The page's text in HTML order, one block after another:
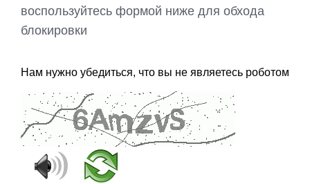
воспользуйтесь формой ниже для обхода
блокировки
Нам нужно убедиться, что вы не являетесь роботом